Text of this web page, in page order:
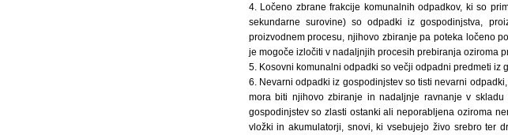
4. Ločeno zbrane frakcije komunalnih odpadkov, ki so
sekundarne surovine) so odpadki iz gospodinjstva,
proizvodnem procesu, njihovo zbiranje pa poteka ločeno
je mogoče izločiti v nadaljnjih procesih prebiranja oziroma
5. Kosovni komunalni odpadki so večji odpadni predmeti iz
6. Nevarni odpadki iz gospodinjstev so tisti nevarni
mora biti njihovo zbiranje in nadaljnje ravnanje v
gospodinjstev so zlasti ostanki ali neporabljena oziroma
vložki in akumulatorji, snovi, ki vsebujejo živo srebro ter